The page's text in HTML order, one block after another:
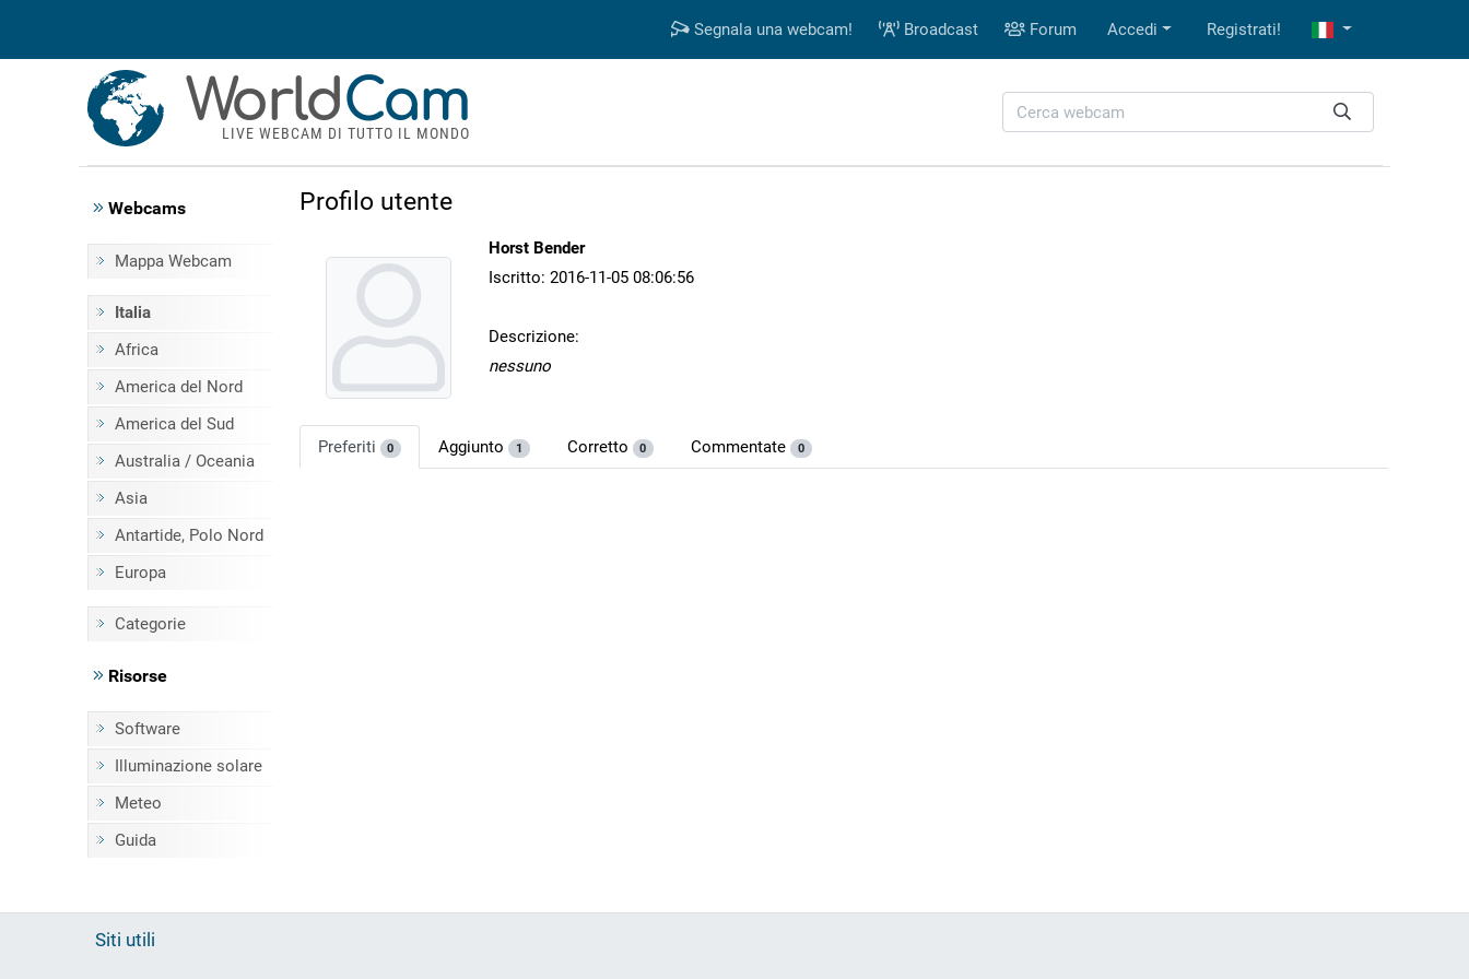
Segnala una webcam! Broadcast Forum Accedi Registrati!
WorldCam
LIVE WEBCAM DI TUTTO IL MONDO
Webcams
Mappa Webcam
Italia
Africa
America del Nord
America del Sud
Australia / Oceania
Asia
Antartide, Polo Nord
Europa
Categorie
Risorse
Software
Illuminazione solare
Meteo
Guida
Profilo utente
Horst Bender
Iscritto: 2016-11-05 08:06:56
Descrizione:
nessuno
Preferiti 0 Aggiunto 1 Corretto 0 Commentate 0
Siti utili